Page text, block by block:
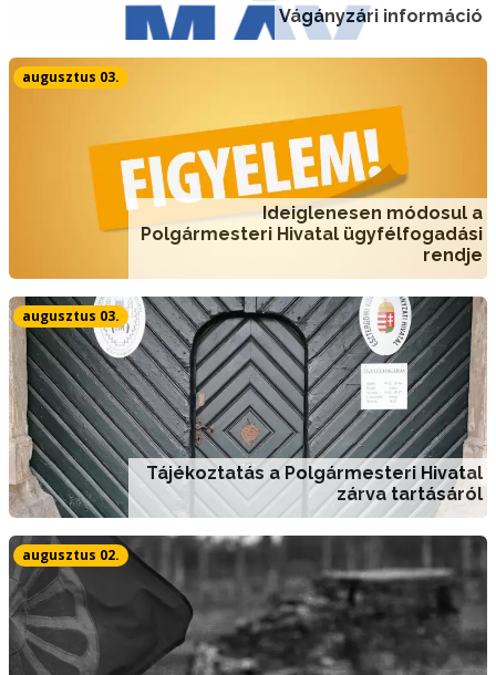
Vágányzári információ
Ideiglenesen módosul a
Polgármesteri Hivatal ügyfélfogadási
rendje
augusztus 03.
Tájékoztatás a Polgármesteri Hivatal
zárva tartásáról
augusztus 03.
augusztus 02.